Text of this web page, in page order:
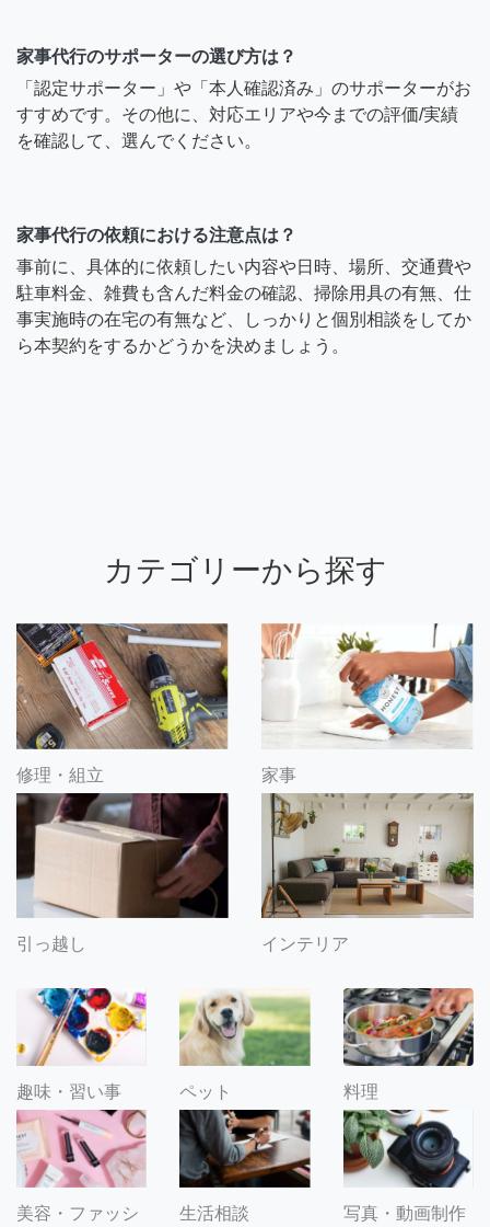
家事代行のサポーターの選び方は？
「認定サポーター」や「本人確認済み」のサポーターがお
すすめです。その他に、対応エリアや今までの評価/実績
を確認して、選んでください。
家事代行の依頼における注意点は？
事前に、具体的に依頼したい内容や日時、場所、交通費や
駐車料金、雑費も含んだ料金の確認、掃除用具の有無、仕
事実施時の在宅の有無など、しっかりと個別相談をしてか
ら本契約をするかどうかを決めましょう。
カテゴリーから探す
修理・組立 家事
引っ越し インテリア
趣味・習い事 ペット 料理
美容・ファッシ
生活相談 写真・動画制作